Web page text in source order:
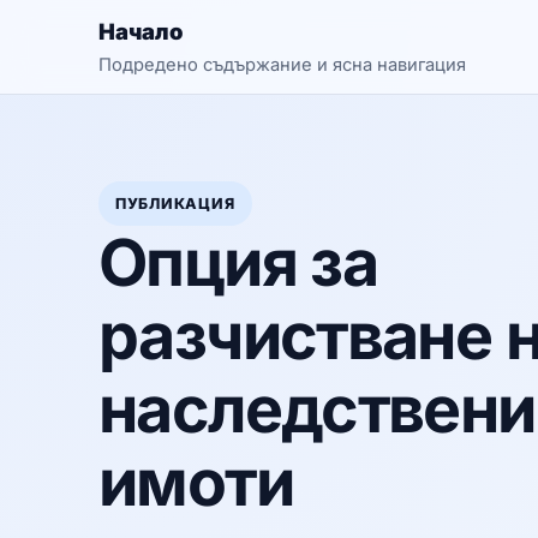
Начало
Подредено съдържание и ясна навигация
ПУБЛИКАЦИЯ
Опция за
разчистване
наследствени
имоти